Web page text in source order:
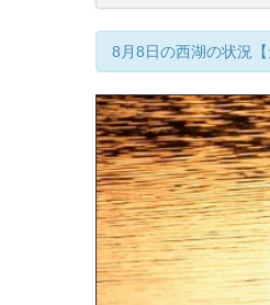
8月8日の西湖の状況